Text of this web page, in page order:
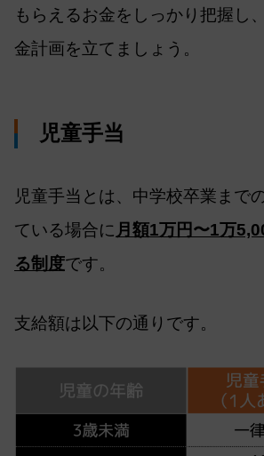
もらえるお金をしっかり把握し
金計画を立てましょう。
児童手当
児童手当とは、中学校卒業まで
ている場合に 月額1万円〜1万
る制度です。
支給額は以下の通りです。